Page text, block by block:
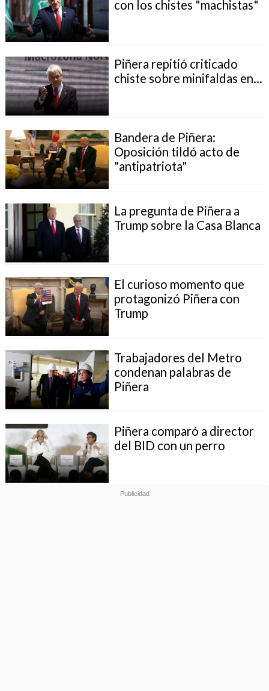
con los chistes "machistas"
Piñera repitió criticado
chiste sobre minifaldas en...
Bandera de Piñera:
Oposición tildó acto de
"antipatriota"
La pregunta de Piñera a
Trump sobre la Casa Blanca
El curioso momento que
protagonizó Piñera con
Trump
Trabajadores del Metro
condenan palabras de
Piñera
Piñera comparó a director
del BID con un perro